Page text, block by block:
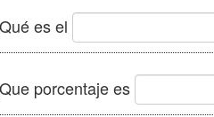
es el
porcentaje es